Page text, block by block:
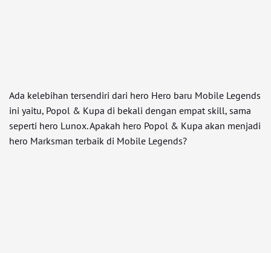
Ada kelebihan tersendiri dari hero Hero baru Mobile Legends
ini yaitu, Popol & Kupa di bekali dengan empat skill, sama
seperti hero Lunox. Apakah hero Popol & Kupa akan menjadi
hero Marksman terbaik di Mobile Legends?